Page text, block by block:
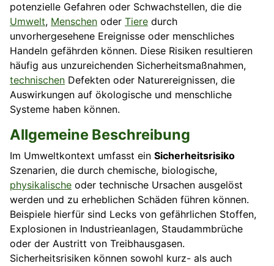
potenzielle Gefahren oder Schwachstellen, die die
Umwelt, Menschen oder Tiere durch
unvorhergesehene Ereignisse oder menschliches
Handeln gefährden können. Diese Risiken resultieren
häufig aus unzureichenden Sicherheitsmaßnahmen,
technischen Defekten oder Naturereignissen, die
Auswirkungen auf ökologische und menschliche
Systeme haben können.
Allgemeine Beschreibung
Im Umweltkontext umfasst ein Sicherheitsrisiko
Szenarien, die durch chemische, biologische,
physikalische oder technische Ursachen ausgelöst
werden und zu erheblichen Schäden führen können.
Beispiele hierfür sind Lecks von gefährlichen Stoffen,
Explosionen in Industrieanlagen, Staudammbrüche
oder der Austritt von Treibhausgasen.
Sicherheitsrisiken können sowohl kurz- als auch